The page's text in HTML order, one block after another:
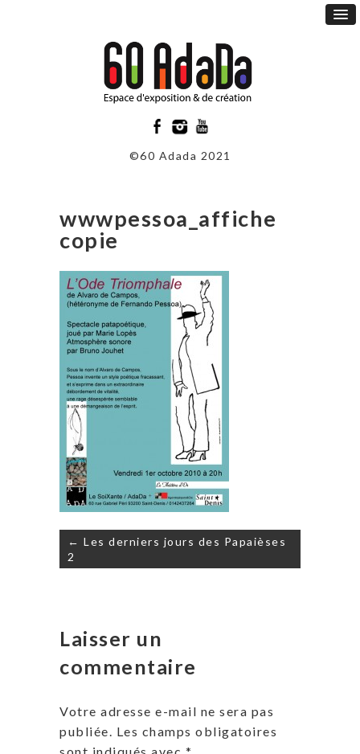
©60 Adada 2021
wwwpessoa_affiche
copie
Navigation
de
l’article
← Les derniers jours des Papaièses
2
Laisser un
commentaire
Votre adresse e-mail ne sera pas
publiée. Les champs obligatoires